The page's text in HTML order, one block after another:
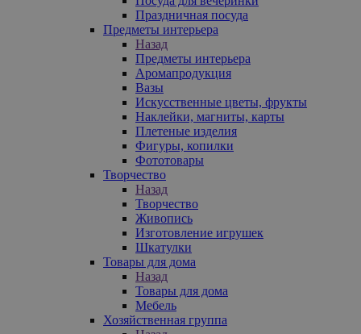
Праздничная посуда
Предметы интерьера
Назад
Предметы интерьера
Аромапродукция
Вазы
Искусственные цветы, фрукты
Наклейки, магниты, карты
Плетеные изделия
Фигуры, копилки
Фототовары
Творчество
Назад
Творчество
Живопись
Изготовление игрушек
Шкатулки
Товары для дома
Назад
Товары для дома
Мебель
Хозяйственная группа